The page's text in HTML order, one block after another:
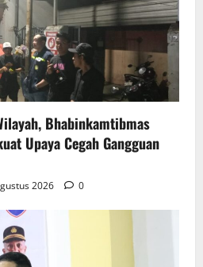
Bhabinkamtibmas
Upaya Cegah Gangguan
2026 0